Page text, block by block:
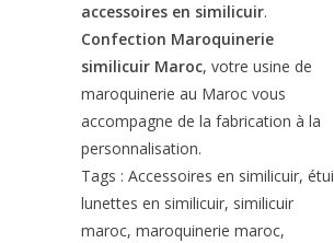
accessoires en similicuir.
Confection Maroquinerie
similicuir Maroc, votre usine de
maroquinerie au Maroc vous
accompagne de la fabrication à la
personnalisation.
Tags : Accessoires en similicuir, étui
lunettes en similicuir, similicuir
maroc, maroquinerie maroc,